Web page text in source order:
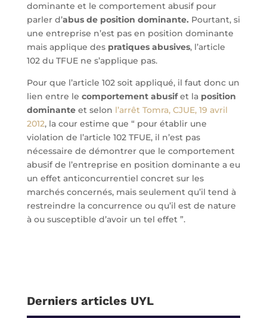
dominante et le comportement abusif pour
parler d’abus de position dominante. Pourtant, si
une entreprise n’est pas en position dominante
mais applique des pratiques abusives, l’article
102 du TFUE ne s’applique pas.
Pour que l’article 102 soit appliqué, il faut donc un
lien entre le comportement abusifet la position
dominante et selon l’arrêt Tomra, CJUE, 19 avril
2012, la cour estime que “ pour établir une
violation de l’article 102 TFUE, il n’est pas
nécessaire de démontrer que le comportement
abusif de l’entreprise en position dominante a eu
un effet anticoncurrentiel concret sur les
marchés concernés, mais seulement qu’il tend à
restreindre la concurrence ou qu’il est de nature
à ou susceptible d’avoir un tel effet ”.
Derniers articles UYL